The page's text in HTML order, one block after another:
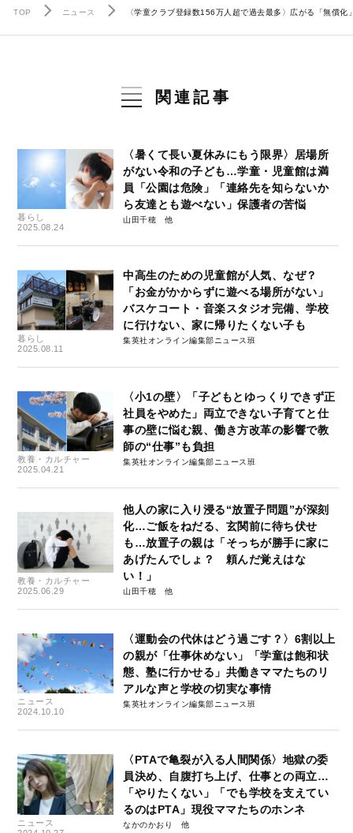
TOP ニュース 〈学童クラブ登録数156万人超で過去最多〉広がる「無償
関連記事
暮らし
2025.08.24
〈暑くて長い夏休みにもう限界〉居場所
がない令和の子ども…学童・児童館は満
員「公園は危険」「連絡先を知らないか
ら友達とも遊べない」保護者の苦悩
山田千穂
暮らし
2025.08.11
中高生のための児童館が人気、なぜ？
「お金がかからずに遊べる場所がない」
バスケコート・音楽スタジオ完備、学校
に行けない、家に帰りたくない子も
集英社オンライン編集部ニュース班
教養・カルチャー
2025.04.21
〈小1の壁〉「子どもとゆっくりできず正
社員をやめた」両立できない子育てと仕
事の壁に悩む親、働き方改革の影響で教
師の“仕事”も負担
集英社オンライン編集部ニュース班
教養・カルチャー
2025.06.29
他人の家に入り浸る“放置子問題”が深刻
化…ご飯をねだる、玄関前に待ち伏せ
も…放置子の親は「そっちが勝手に家に
あげたんでしょ？ 頼んだ覚えはな
い！」
山田千穂
ニュース
2024.10.10
〈運動会の代休はどう過ごす？〉6割以上
の親が「仕事休めない」「学童は飽和状
態、塾に行かせる」共働きママたちのリ
アルな声と学校の切実な事情
集英社オンライン編集部ニュース班
ニュース
〈PTAで亀裂が入る人間関係〉地獄の委
員決め、自腹打ち上げ、仕事との両立…
「やりたくない」「でも学校を支えてい
るのはPTA」現役ママたちのホンネ
なかのかおり